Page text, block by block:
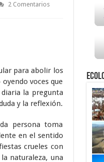
2 Comentarios
para abolir los
voces que
la pregunta
y la reflexión.
persona toma
en el sentido
crueles con
naturaleza, una